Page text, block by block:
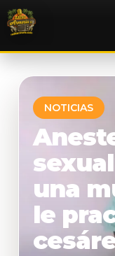
NOTICIAS
una
le